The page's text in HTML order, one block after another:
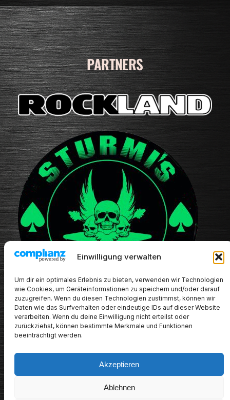
Einwilligung verwalten
Um dir ein optimales Erlebnis zu bieten, verwenden wir Technologien
wie Cookies, um Geräteinformationen zu speichern und/oder darauf
zuzugreifen. Wenn du diesen Technologien zustimmst, können wir
Daten wie das Surfverhalten oder eindeutige IDs auf dieser Website
verarbeiten. Wenn du deine Einwilligung nicht erteilst oder
zurückziehst, können bestimmte Merkmale und Funktionen
beeinträchtigt werden.
Akzeptieren
Ablehnen
PARTNERS
METALHEADs new stuff